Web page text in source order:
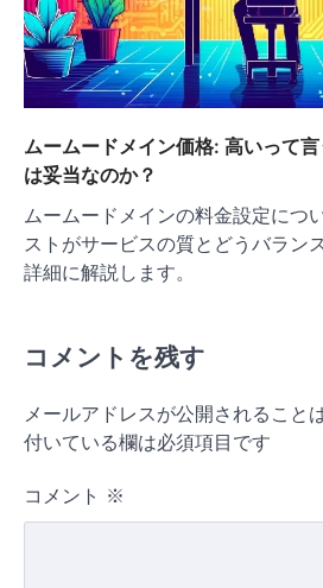
ムームードメイン価格: 高いって
は妥当なのか？
ムームードメインの料金設定につ
ストがサービスの質とどうバラン
詳細に解説します。
コメントを残す
メールアドレスが公開されること
付いている欄は必須項目です
コメント ※